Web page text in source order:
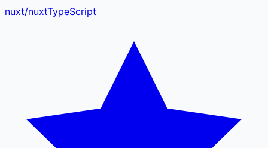
nuxt/nuxtTypeScript